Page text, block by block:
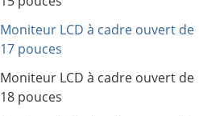
Moniteur LCD à cadre ouvert de
17 pouces
Moniteur LCD à cadre ouvert de
18 pouces